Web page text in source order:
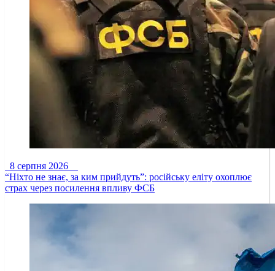
8 серпня 2026
“Ніхто не знає, за ким прийдуть”: російську еліту охоплює
страх через посилення впливу ФСБ